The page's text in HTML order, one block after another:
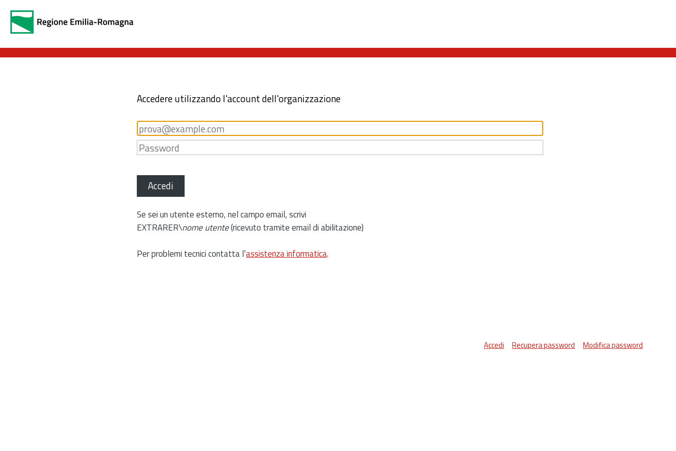
Accedere utilizzando l'account dell'organizzazione
Accedi
Se sei un utente esterno, nel campo email, scrivi
EXTRARER\nome utente(ricevuto tramite email di abilitazione)
Per problemi tecnici contatta l’assistenza informatica.
Accedi Recupera password Modifica password